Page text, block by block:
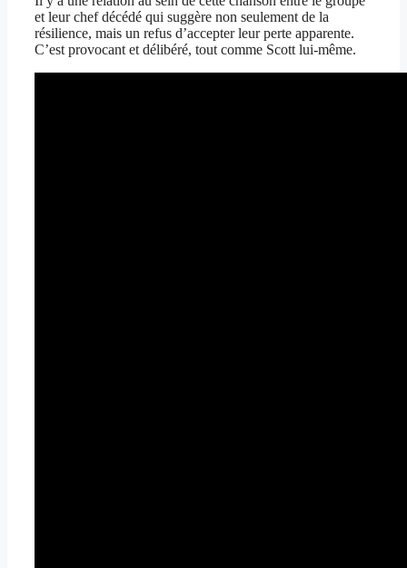
et leur chef décédé qui suggère non seulement de la
résilience, mais un refus d’accepter leur perte apparente.
C’est provocant et délibéré, tout comme Scott lui-même.